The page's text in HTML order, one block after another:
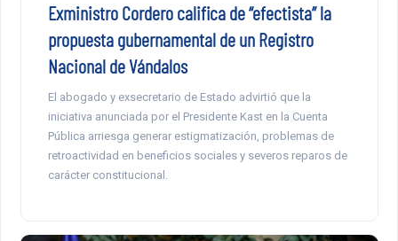
Exministro Cordero califica de “efectista” la
propuesta gubernamental de un Registro
Nacional de Vándalos
El abogado y exsecretario de Estado advirtió que la
iniciativa anunciada por el Presidente Kast en la Cuenta
Pública arriesga generar estigmatización, problemas de
retroactividad en beneficios sociales y severos reparos de
carácter constitucional.